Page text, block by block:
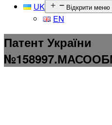
UK
Відкрити меню
EN
Патент України